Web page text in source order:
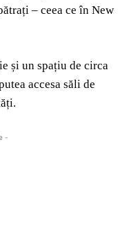
– ceea ce în New
și un spațiu de circa
accesa săli de
-